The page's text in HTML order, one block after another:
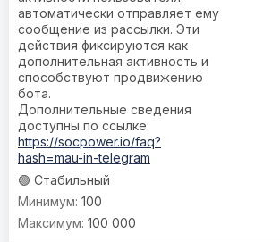
автоматически отправляет ему
сообщение из рассылки. Эти
действия фиксируются как
дополнительная активность и
способствуют продвижению
бота.
Дополнительные сведения
доступны по ссылке:
https://socpower.io/faq?
hash=mau-in-telegram
🟢 Стабильный
100
100 000